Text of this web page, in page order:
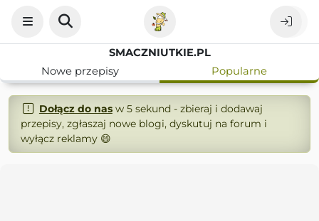
SMACZNIUTKIE.PL
Nowe przepisy
Popularne
Dołącz do nasw 5 sekund - zbieraj i dodawaj
przepisy, zgłaszaj nowe blogi, dyskutuj na forum i
wyłącz reklamy 😄